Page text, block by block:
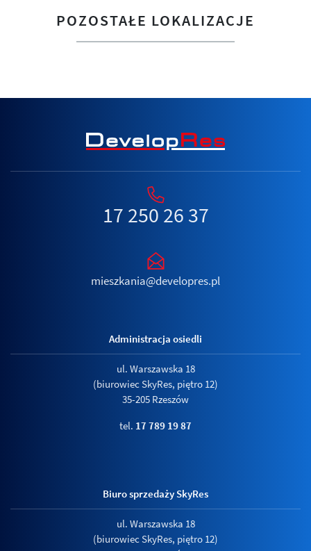
POZOSTAŁE LOKALIZACJE
17 250 26 37
mieszkania@developres.pl
Administracja osiedli
ul. Warszawska 18
(biurowiec SkyRes, piętro 12)
35-205 Rzeszów
tel. 17 789 19 87
Biuro sprzedaży SkyRes
ul. Warszawska 18
(biurowiec SkyRes, piętro 12)